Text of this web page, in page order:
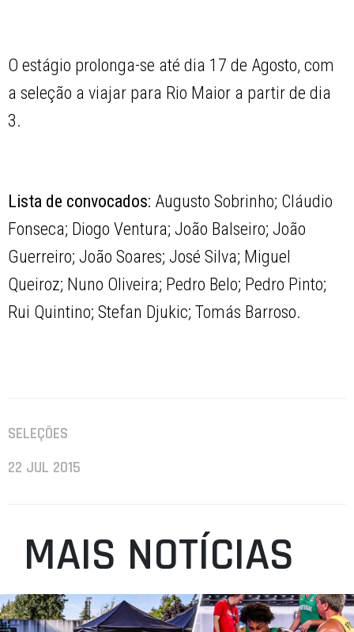
O estágio prolonga-se até dia 17 de Agosto, com
a seleção a viajar para Rio Maior a partir de dia
3.
Lista de convocados: Augusto Sobrinho; Cláudio
Fonseca; Diogo Ventura; João Balseiro; João
Guerreiro; João Soares; José Silva; Miguel
Queiroz; Nuno Oliveira; Pedro Belo; Pedro Pinto;
Rui Quintino; Stefan Djukic; Tomás Barroso.
SELEÇÕES
22 JUL 2015
MAIS NOTÍCIAS